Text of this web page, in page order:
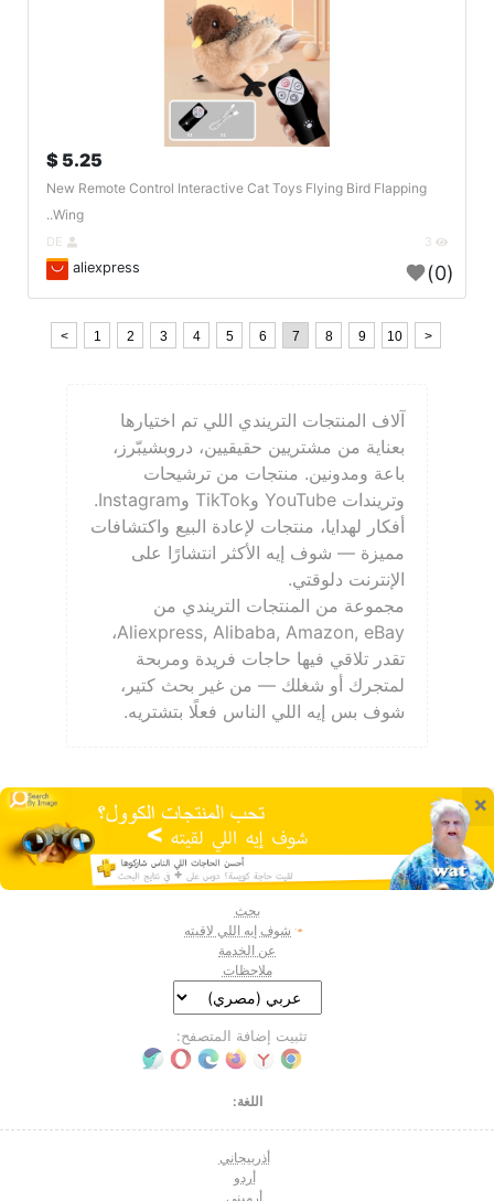
5.25 $
New Remote Control Interactive Cat Toys Flying Bird Flapping
Wing..
aliexpress (0)
< 1 2 3 4 5 6 7 8 9 10 >
آلاف المنتجات التريندي اللي تم اختيارها
بعناية من مشتريين حقيقيين، دروبشيبّرز،
باعة ومدونين. منتجات من ترشيحات
وتريندات YouTube وTikTok وInstagram.
أفكار لهدايا، منتجات لإعادة البيع واكتشافات
مميزة — شوف إيه الأكثر انتشارًا على
الإنترنت دلوقتي.
مجموعة من المنتجات التريندي من
Aliexpress, Alibaba, Amazon, eBay،
تقدر تلاقي فيها حاجات فريدة ومربحة
لمتجرك أو شغلك — من غير بحث كتير،
شوف بس إيه اللي الناس فعلًا بتشتريه.
×
بحث
شوف إيه اللي لاقيته
عن الخدمة
ملاحظات
تثبيت إضافة المتصفح:
اللغة:
أذربيجاني
أردو
أرميني